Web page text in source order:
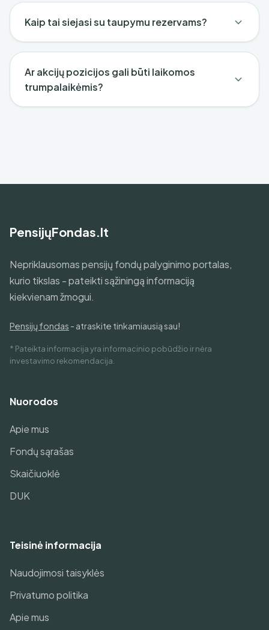
Kaip tai siejasi su taupymu rezervams?
Ar akcijų pozicijos gali būti laikomos
trumpalaikėmis?
PensijųFondas.lt
Nepriklausomas pensijų fondų palyginimo portalas,
kurio tikslas - pateikti sąžiningą informaciją
kiekvienam žmogui.
Pensijų fondas - atraskite tinkamiausią sau!
* Pateikta informacija yra informacinio pobūdžio ir nėra
investavimo rekomendacija.
Nuorodos
Apie mus
Fondų sąrašas
Skaičiuoklė
DUK
Teisinė informacija
Naudojimosi taisyklės
Privatumo politika
Apie mus